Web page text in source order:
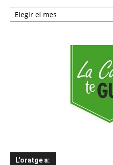
Notícies
per
L’oratge a: